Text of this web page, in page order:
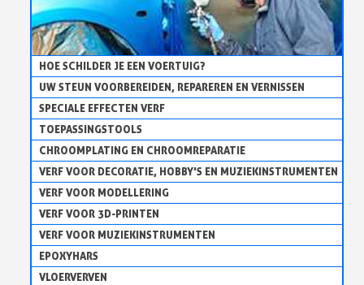
HOE SCHILDER JE EEN VOERTUIG?
UW STEUN VOORBEREIDEN, REPAREREN EN VERNISSEN
SPECIALE EFFECTEN VERF
TOEPASSINGSTOOLS
CHROOMPLATING EN CHROOMREPARATIE
VERF VOOR DECORATIE, HOBBY'S EN MUZIEKINSTRUMENTEN
VERF VOOR MODELLERING
VERF VOOR 3D-PRINTEN
VERF VOOR MUZIEKINSTRUMENTEN
EPOXYHARS
VLOERVERVEN